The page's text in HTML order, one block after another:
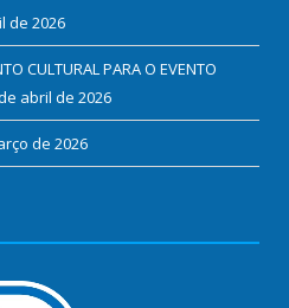
de 2026
CULTURAL PARA O EVENTO
abril de 2026
de 2026